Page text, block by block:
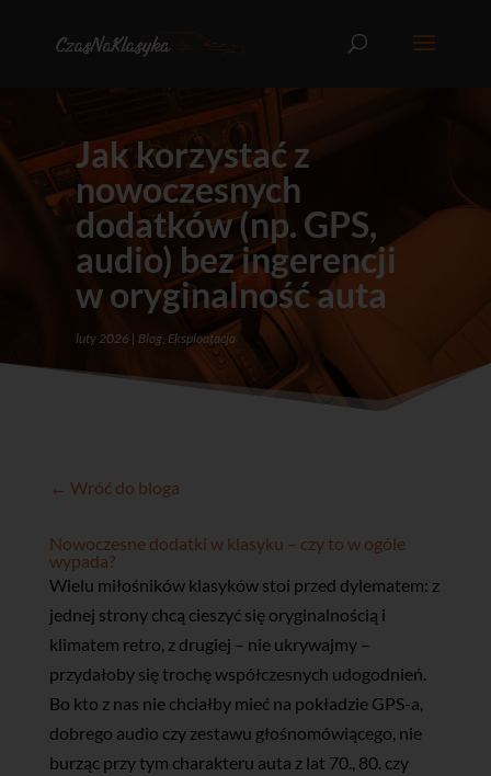
Jak korzystać z
nowoczesnych
dodatków (np. GPS,
audio) bez ingerencji
w oryginalność auta
luty 2026 Blog, Eksploatacja
← Wróć do bloga
Nowoczesne dodatki w klasyku – czy to w ogóle
wypada?
Wielu miłośników klasyków stoi przed dylematem: z
jednej strony chcą cieszyć się oryginalnością i
klimatem retro, z drugiej – nie ukrywajmy –
przydałoby się trochę współczesnych udogodnień.
Bo kto z nas nie chciałby mieć na pokładzie GPS-a,
dobrego audio czy zestawu głośnomówiącego, nie
burząc przy tym charakteru auta z lat 70., 80. czy